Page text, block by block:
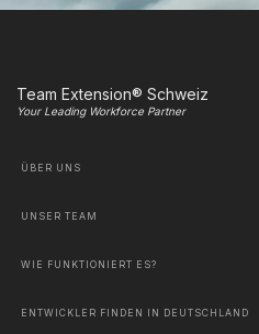
Team Extension® Schweiz
Your Leading Workforce Partner
ÜBER UNS
UNSER TEAM
WIE FUNKTIONIERT ES?
ENTWICKLER FINDEN IN DEUTSCHLAND